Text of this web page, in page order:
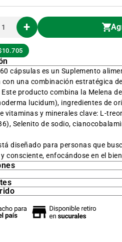
cápsulas es un Suplemento
con una combinación estratégica
producto combina la Melena
lucidum), ingredientes de
vitaminas y minerales clave: L-
Selenito de sodio,
diseñado para personas que
consciente, enfocándose en el